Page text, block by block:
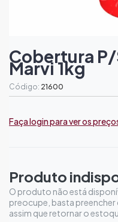
Cobertura
Marvi 1kg
Código: 21600
Faça login para ver os
Produto
O produto não está
preocupe, basta
assim que retornar o